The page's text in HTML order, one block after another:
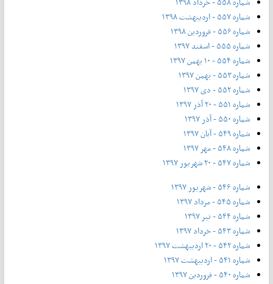
شماره ۵۵۷ - اردیبهشت ۱۳۹۸
شماره ۵۵۶ - فروردین ۱۳۹۸
شماره ۵۵۵ - اسفند ۱۳۹۷
شماره ۵۵۴ - ۱۰ بهمن ۱۳۹۷
شماره ۵۵۳ - بهمن ۱۳۹۷
شماره ۵۵۲ - دی ۱۳۹۷
شماره ۵۵۱ - ۲۰ آذر ۱۳۹۷
شماره ۵۵۰ - آذر ۱۳۹۷
شماره ۵۴۹ - آبان ۱۳۹۷
شماره ۵۴۸ - مهر ۱۳۹۷
شماره ۵۴۷ - ۲۰ شهریور ۱۳۹۷
شماره ۵۴۶ - شهریور ۱۳۹۷
شماره ۵۴۵ - مرداد ۱۳۹۷
شماره ۵۴۴ - تیر ۱۳۹۷
شماره ۵۴۳ - خرداد ۱۳۹۷
شماره ۵۴۲ - ۲۰ اردیبهشت ۱۳۹۷
شماره ۵۴۱ - اردیبهشت ۱۳۹۷
شماره ۵۴۰ - فروردین ۱۳۹۷